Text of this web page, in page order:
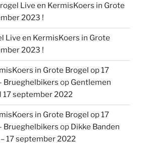
Live en KermisKoers in Grote
2023 !
Live en KermisKoers in Grote
2023 !
in Grote Brogel op 17
Brueghelbikers op Gentlemen
17 september 2022
in Grote Brogel op 17
Brueghelbikers op Dikke Banden
17 september 2022